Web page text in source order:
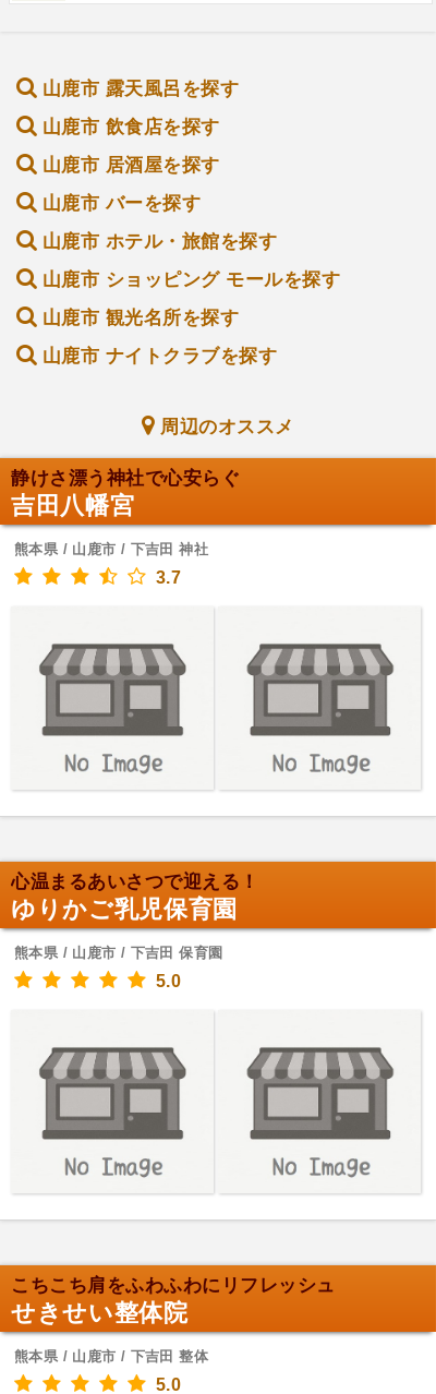
山鹿市 露天風呂を探す
山鹿市 飲食店を探す
山鹿市 居酒屋を探す
山鹿市 バーを探す
山鹿市 ホテル・旅館を探す
山鹿市 ショッピング モールを探す
山鹿市 観光名所を探す
山鹿市 ナイトクラブを探す
周辺のオススメ
静けさ漂う神社で心安らぐ
吉田八幡宮
熊本県 / 山鹿市 / 下吉田 神社
3.7
心温まるあいさつで迎える！
ゆりかご乳児保育園
熊本県 / 山鹿市 / 下吉田 保育園
5.0
こちこち肩をふわふわにリフレッシュ
せきせい整体院
熊本県 / 山鹿市 / 下吉田 整体
5.0